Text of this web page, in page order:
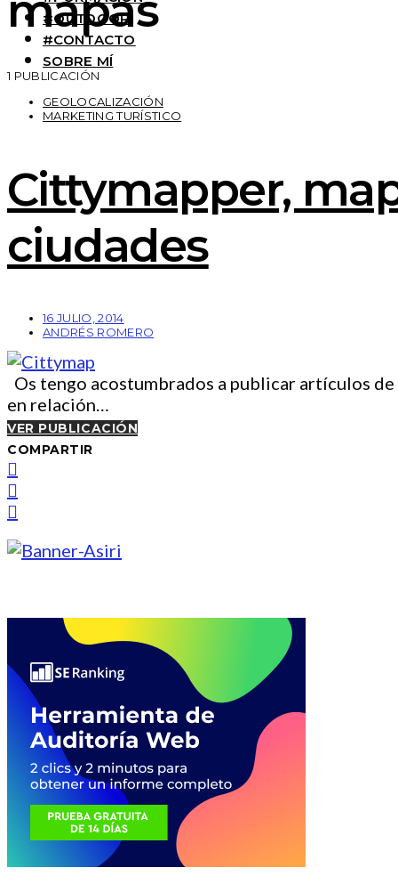
#OUTDOOR
#CONTACTO
SOBRE MÍ
1 PUBLICACIÓN
GEOLOCALIZACIÓN
MARKETING TURÍSTICO
Cittymapper,
ciudades
16 JULIO, 2014
ANDRÉS ROMERO
Os tengo acostumbrados a publicar artículos
en relación…
VER PUBLICACIÓN
COMPARTIR